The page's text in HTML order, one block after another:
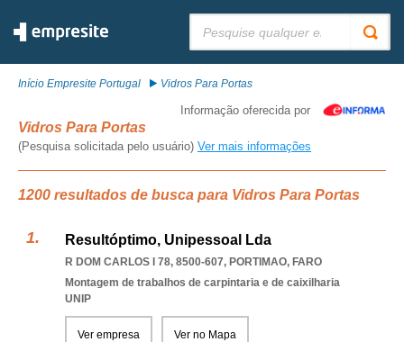
Início Empresite Portugal Vidros Para Portas
Informação oferecida por
Vidros Para Portas
(Pesquisa solicitada pelo usuário) Ver mais informações
1200 resultados de busca para Vidros Para Portas
Resultóptimo, Unipessoal Lda
R DOM CARLOS I 78, 8500-607, PORTIMAO, FARO
Montagem de trabalhos de carpintaria e de caixilharia
UNIP
Ver empresa Ver no Mapa